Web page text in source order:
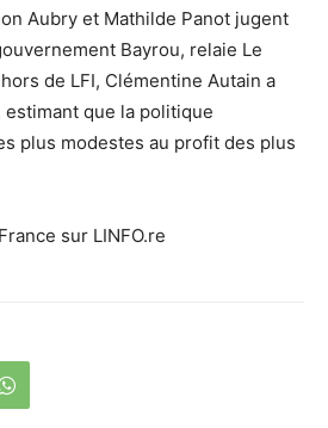
Aubry et Mathilde Panot jugent
Bayrou, relaie Le
de LFI, Clémentine Autain a
que la politique
plus modestes au profit des plus
sur LINFO.re